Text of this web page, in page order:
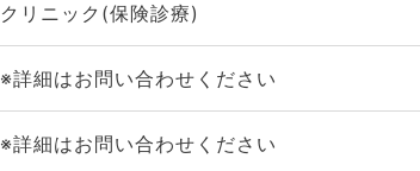
クリニック(保険診療)
※詳細はお問い合わせください
※詳細はお問い合わせください